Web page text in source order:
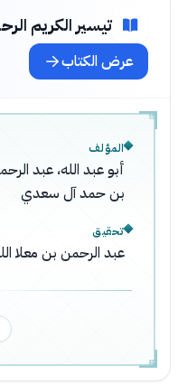
تيسير الكريم
عرض الكتاب
المؤلف
أبو عبد الله، عبد
بن حمد آل سعدي
تحقيق
عبد الرحمن بن معلا